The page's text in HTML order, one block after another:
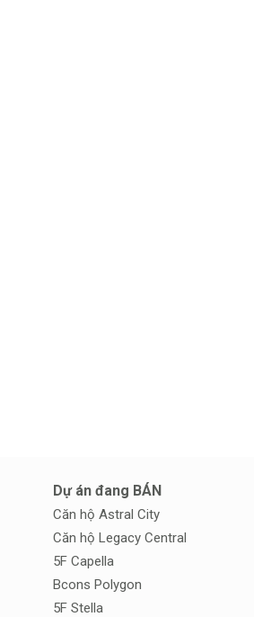
Dự án đang BÁN
Căn hộ Astral City
Căn hộ Legacy Central
5F Capella
Bcons Polygon
5F Stella